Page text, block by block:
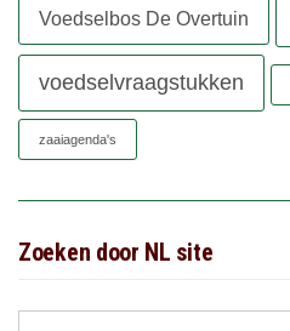
Voedselbos De Overtuin
voedselvraagstukken
zaaiagenda's
Zoeken door NL site